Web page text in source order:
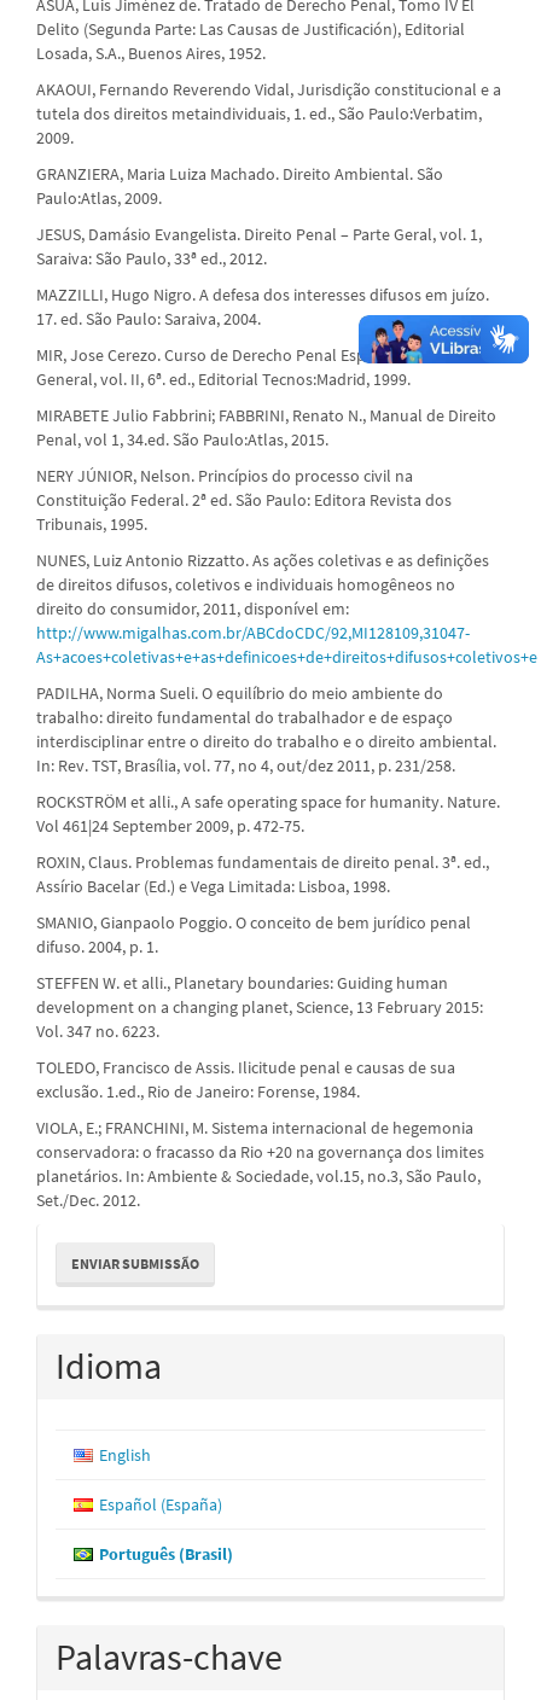
ASÚA, Luis Jiménez de. Tratado de Derecho Penal, Tomo IV El
Delito (Segunda Parte: Las Causas de Justificación), Editorial
Losada, S.A., Buenos Aires, 1952.
AKAOUI, Fernando Reverendo Vidal, Jurisdição constitucional e a
tutela dos direitos metaindividuais, 1. ed., São Paulo:Verbatim,
2009.
GRANZIERA, Maria Luiza Machado. Direito Ambiental. São
Paulo:Atlas, 2009.
JESUS, Damásio Evangelista. Direito Penal – Parte Geral, vol. 1,
Saraiva: São Paulo, 33ª ed., 2012.
MAZZILLI, Hugo Nigro. A defesa dos interesses difusos em juízo.
17. ed. São Paulo: Saraiva, 2004.
MIR, Jose Cerezo. Curso de Derecho Penal Español – Parte
General, vol. II, 6ª. ed., Editorial Tecnos:Madrid, 1999.
MIRABETE Julio Fabbrini; FABBRINI, Renato N., Manual de Direito
Penal, vol 1, 34.ed. São Paulo:Atlas, 2015.
NERY JÚNIOR, Nelson. Princípios do processo civil na
Constituição Federal. 2ª ed. São Paulo: Editora Revista dos
Tribunais, 1995.
NUNES, Luiz Antonio Rizzatto. As ações coletivas e as definições
de direitos difusos, coletivos e individuais homogêneos no
direito do consumidor, 2011, disponível em:
http://www.migalhas.com.br/ABCdoCDC/92,MI128109,31047-
As+acoes+coletivas+e+as+definicoes+de+direitos+difusos+coletivos+e
PADILHA, Norma Sueli. O equilíbrio do meio ambiente do
trabalho: direito fundamental do trabalhador e de espaço
interdisciplinar entre o direito do trabalho e o direito ambiental.
In: Rev. TST, Brasília, vol. 77, no 4, out/dez 2011, p. 231/258.
ROCKSTRÖM et alli., A safe operating space for humanity. Nature.
Vol 461|24 September 2009, p. 472-75.
ROXIN, Claus. Problemas fundamentais de direito penal. 3ª. ed.,
Assírio Bacelar (Ed.) e Vega Limitada: Lisboa, 1998.
SMANIO, Gianpaolo Poggio. O conceito de bem jurídico penal
difuso. 2004, p. 1.
STEFFEN W. et alli., Planetary boundaries: Guiding human
development on a changing planet, Science, 13 February 2015:
Vol. 347 no. 6223.
TOLEDO, Francisco de Assis. Ilicitude penal e causas de sua
exclusão. 1.ed., Rio de Janeiro: Forense, 1984.
VIOLA, E.; FRANCHINI, M. Sistema internacional de hegemonia
conservadora: o fracasso da Rio +20 na governança dos limites
planetários. In: Ambiente & Sociedade, vol.15, no.3, São Paulo,
Set./Dec. 2012.
Enviar
Submissão
ENVIAR SUBMISSÃO
Idioma
English
Español (España)
Português (Brasil)
Palavras-chave